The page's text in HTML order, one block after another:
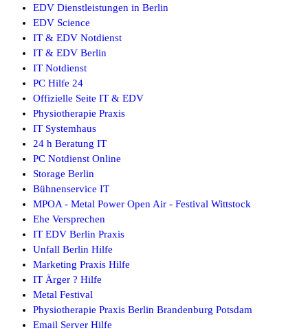
EDV Dienstleistungen in Berlin
EDV Science
IT & EDV Notdienst
IT & EDV Berlin
IT Notdienst
PC Hilfe 24
Offizielle Seite IT & EDV
Physiotherapie Praxis
IT Systemhaus
24 h Beratung IT
PC Notdienst Online
Storage Berlin
Bühnenservice IT
MPOA - Metal Power Open Air - Festival Wittstock
Ehe Versprechen
IT EDV Berlin Praxis
Unfall Berlin Hilfe
Marketing Praxis Hilfe
IT Ärger ? Hilfe
Metal Festival
Physiotherapie Praxis Berlin Brandenburg Potsdam
Email Server Hilfe